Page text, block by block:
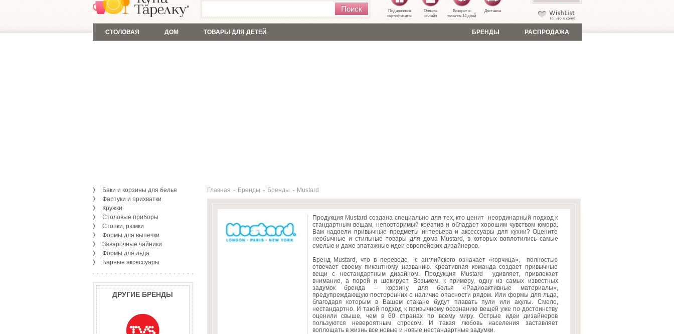
Поиск
Подарочные
сертификаты
Оплата
онлайн
Возврат в
течение 14 дней
Доставка
СТОЛОВАЯ ДОМ ТОВАРЫ ДЛЯ ДЕТЕЙ РАСПРОДАЖА
БРЕНДЫ
Баки и корзины для белья
Фартуки и прихватки
Кружки
Столовые приборы
Стопки, рюмки
Формы для выпечки
Заварочные чайники
Формы для льда
Барные аксессуары
ДРУГИЕ БРЕНДЫ
Главная - Бренды - Бренды - Mustard
Продукция Mustard создана специально для тех, кто ценит неординарный подход к
стандартным вещам, неповторимый креатив и обладает хорошим чувством юмора.
Вам надоели привычные предметы интерьера и аксессуары для кухни? Оцените
необычные и стильные товары для дома Mustard, в которых воплотились самые
смелые и даже эпатажные идеи европейских дизайнеров.
Бренд Mustard, что в переводе с английского означает «горчица», полностью
отвечает своему пикантному названию. Креативная команда создает привычные
вещи с нестандартным дизайном. Продукция Mustard удивляет, привлекает
внимание, а порой и шокирует. Возьмем, к примеру, одну из самых известных
задумок бренда – корзину для белья «Радиоактивные материалы»,
предупреждающую посторонних о наличие опасности рядом. Или формы для льда,
благодаря которым в Вашем стакане будут плавать пули или акулы. Смело,
нестандартно. И такой подход к привычному осознанию вещей уже по достоинству
оценили свыше, чем в 60 странах по всему миру. Острые идеи дизайнеров
пользуются невероятным спросом. И такая любовь населения заставляет
воплощать в жизнь все новые и новые нестандартные задумки.